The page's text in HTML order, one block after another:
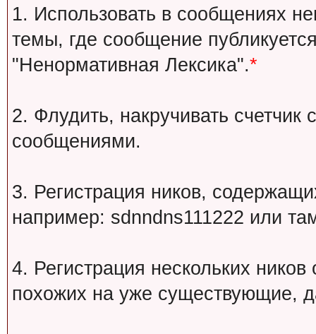
1. Использовать в сообщениях
темы, где сообщение
"Ненормативная Лексика".*
2. Флудить, накручивать
сообщениями.
3. Регистрация ников,
например: sdnndns111222 или
4. Регистрация нескольких
похожих на уже существующие,